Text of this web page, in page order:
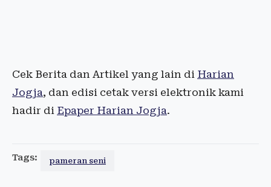
Cek Berita dan Artikel yang lain di Harian
Jogja, dan edisi cetak versi elektronik kami
hadir di Epaper Harian Jogja.
Tags: pameran seni